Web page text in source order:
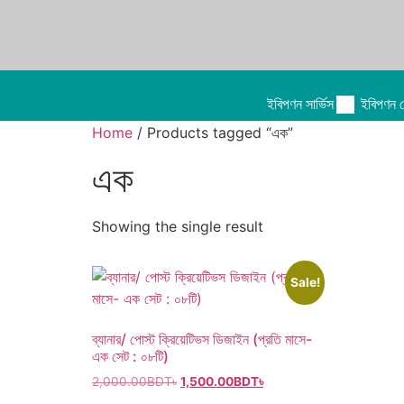
ইবিপণন সার্ভিস ইবিপণন
Home / Products tagged “এক”
এক
Showing the single result
Sale!
ব্যানার/ পোস্ট ক্রিয়েটিভস ডিজাইন (প্রতি মাসে-
এক সেট : ০৮টি)
2,000.00BDT৳ 1,500.00BDT৳